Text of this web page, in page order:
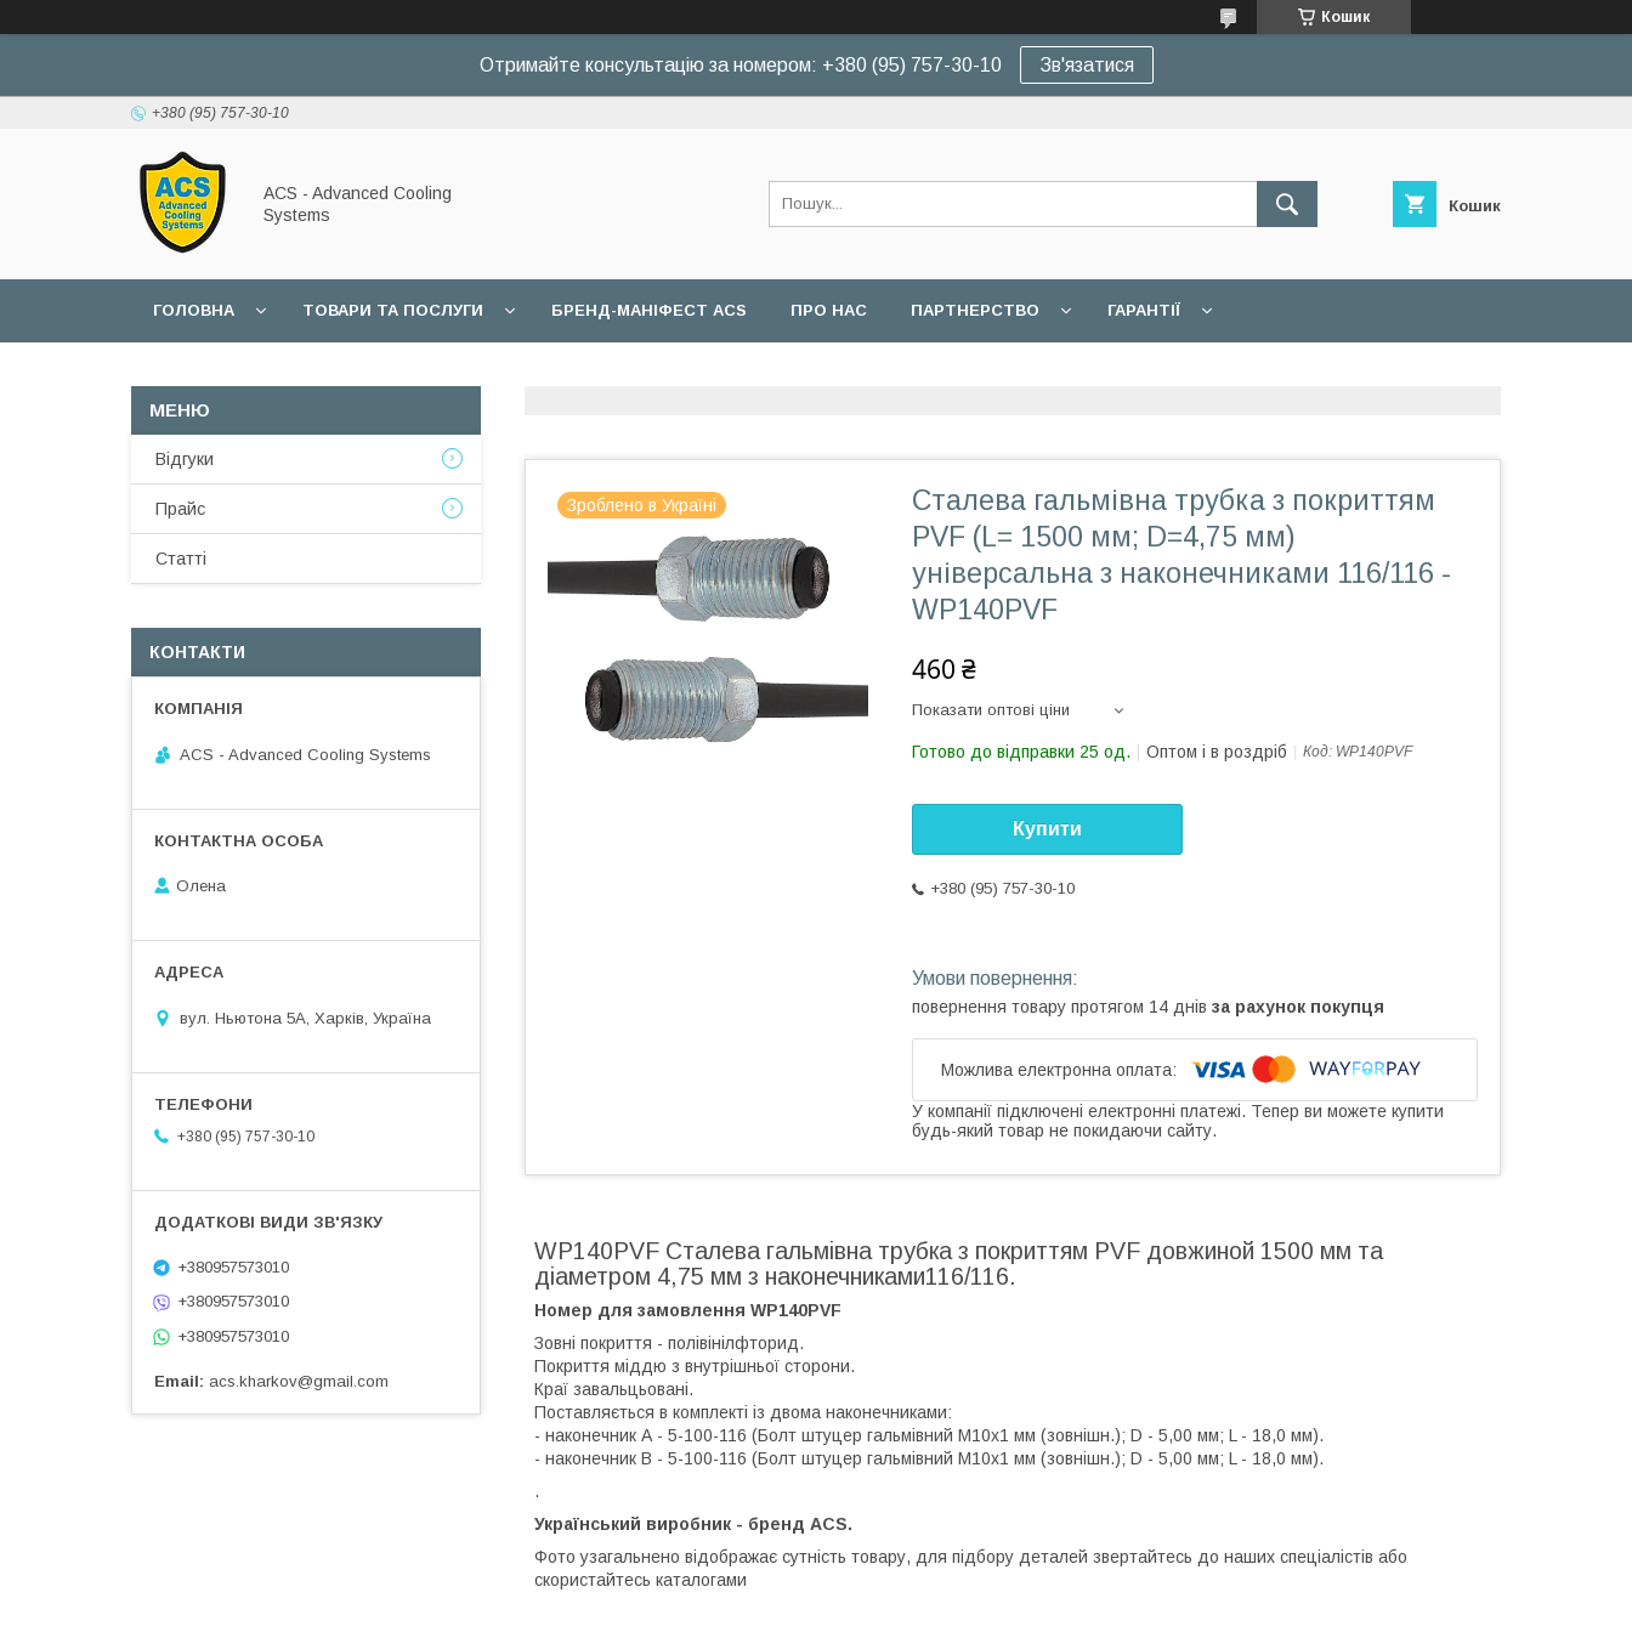
Кошик
Отримайте консультацію за номером: +380 (95) 757-30-10 Зв'язатися
+380 (95) 757-30-10
ACS - Advanced Cooling
Systems
Кошик
ГОЛОВНА ТОВАРИ ТА ПОСЛУГИ БРЕНД-МАНІФЕСТ ACS ПРО НАС ПАРТНЕРСТВО ГАРАНТІЇ
Зроблено в Україні
Сталева гальмівна трубка з покриттям
PVF (L= 1500 мм; D=4,75 мм)
універсальна з наконечниками 116/116 -
WP140PVF
460 ₴
Показати оптові ціни
Готово до відправки 25 од. Оптом і в роздріб Код: WP140PVF
Купити
+380 (95) 757-30-10
повернення товару протягом 14 днів за рахунок покупця
У компанії підключені електронні платежі. Тепер ви можете купити
будь-який товар не покидаючи сайту.
WP140PVF Сталева гальмівна трубка з покриттям PVF довжиной 1500 мм та
діаметром 4,75 мм з наконечниками116/116.
Номер для замовлення WP140PVF
Зовні покриття - полівінілфторид.
Покриття міддю з внутрішньої сторони.
Краї завальцьовані.
Поставляється в комплекті із двома наконечниками:
- наконечник А - 5-100-116 (Болт штуцер гальмівний М10х1 мм (зовнішн.); D - 5,00 мм; L - 18,0 мм).
- наконечник В - 5-100-116 (Болт штуцер гальмівний М10х1 мм (зовнішн.); D - 5,00 мм; L - 18,0 мм).
.
Український виробник - бренд ACS.
Фото узагальнено відображає сутність товару, для підбору деталей звертайтесь до наших спеціалістів або
скористайтесь каталогами
Відгуки
Прайс
Статті
КОНТАКТИ
ACS - Advanced Cooling Systems
Олена
вул. Ньютона 5А, Харків, Україна
+380 (95) 757-30-10
+380957573010
+380957573010
+380957573010
Email acs.kharkov@gmail.com